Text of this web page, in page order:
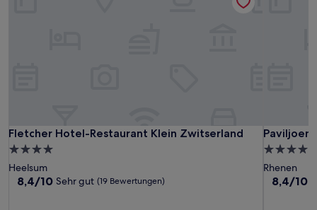
Fletcher Hotel-Restaurant Klein Zwitserland
Fletcher Hotel-Restaurant Klein Zwitserland
4.0-
Sterne-
Unterkunft
Heelsum
8.4
8,4/10 Sehr gut (19 Bewertungen)
Paviljoen
Paviljoen
4.0-
Sterne-
Rhenen
8.4
8,4/10